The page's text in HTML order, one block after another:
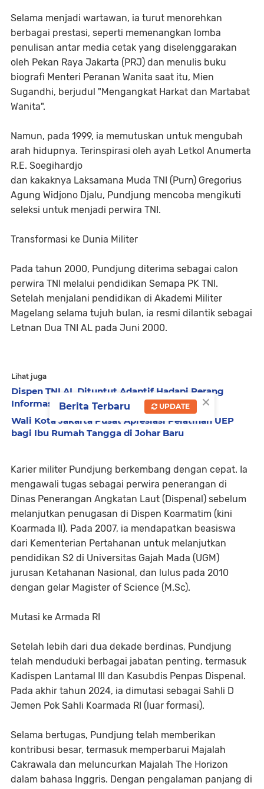
Selama menjadi wartawan, ia turut menorehkan
berbagai prestasi, seperti memenangkan lomba
penulisan antar media cetak yang diselenggarakan
oleh Pekan Raya Jakarta (PRJ) dan menulis buku
biografi Menteri Peranan Wanita saat itu, Mien
Sugandhi, berjudul "Mengangkat Harkat dan Martabat
Wanita".
Namun, pada 1999, ia memutuskan untuk mengubah
arah hidupnya. Terinspirasi oleh ayah Letkol Anumerta
R.E. Soegihardjo
dan kakaknya Laksamana Muda TNI (Purn) Gregorius
Agung Widjono Djalu, Pundjung mencoba mengikuti
seleksi untuk menjadi perwira TNI.
Transformasi ke Dunia Militer
Pada tahun 2000, Pundjung diterima sebagai calon
perwira TNI melalui pendidikan Semapa PK TNI.
Setelah menjalani pendidikan di Akademi Militer
Magelang selama tujuh bulan, ia resmi dilantik sebagai
Letnan Dua TNI AL pada Juni 2000.
Lihat juga
Dispen TNI AL Dituntut Adaptif Hadapi Perang
Informasi di Era Digital
Wali Kota Jakarta Pusat Apresiasi Pelatihan UEP
bagi Ibu Rumah Tangga di Johar Baru
Karier militer Pundjung berkembang dengan cepat. Ia
mengawali tugas sebagai perwira penerangan di
Dinas Penerangan Angkatan Laut (Dispenal) sebelum
melanjutkan penugasan di Dispen Koarmatim (kini
Koarmada II). Pada 2007, ia mendapatkan beasiswa
dari Kementerian Pertahanan untuk melanjutkan
pendidikan S2 di Universitas Gajah Mada (UGM)
jurusan Ketahanan Nasional, dan lulus pada 2010
dengan gelar Magister of Science (M.Sc).
Mutasi ke Armada RI
Setelah lebih dari dua dekade berdinas, Pundjung
telah menduduki berbagai jabatan penting, termasuk
Kadispen Lantamal III dan Kasubdis Penpas Dispenal.
Pada akhir tahun 2024, ia dimutasi sebagai Sahli D
Jemen Pok Sahli Koarmada RI (luar formasi).
Selama bertugas, Pundjung telah memberikan
kontribusi besar, termasuk memperbarui Majalah
Cakrawala dan meluncurkan Majalah The Horizon
dalam bahasa Inggris. Dengan pengalaman panjang di
×
Berita Terbaru UPDATE